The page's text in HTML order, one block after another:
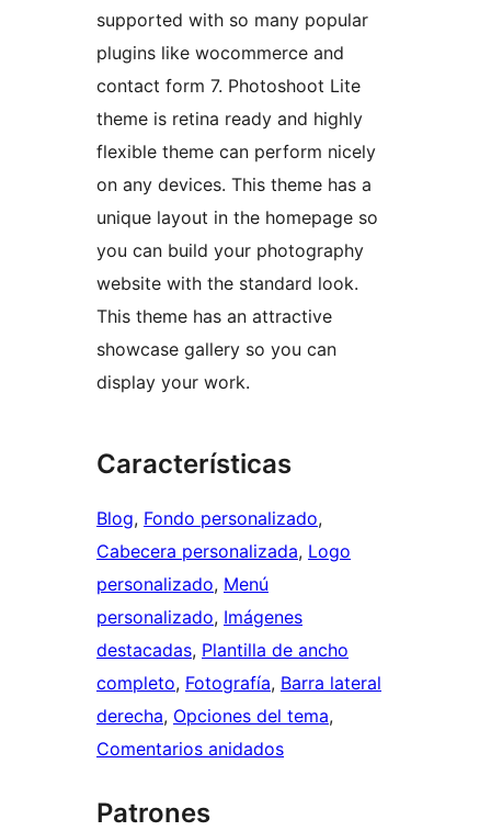
supported with so many popular
plugins like wocommerce and
contact form 7. Photoshoot Lite
theme is retina ready and highly
flexible theme can perform nicely
on any devices. This theme has a
unique layout in the homepage so
you can build your photography
website with the standard look.
This theme has an attractive
showcase gallery so you can
display your work.
Características
Blog, Fondo personalizado
Cabecera personalizada, Logo
personalizado, Menú
personalizado, Imágenes
destacadas, Plantilla de ancho
completo, Fotografía, Barra lateral
derecha, Opciones del tema
Comentarios anidados
Patrones